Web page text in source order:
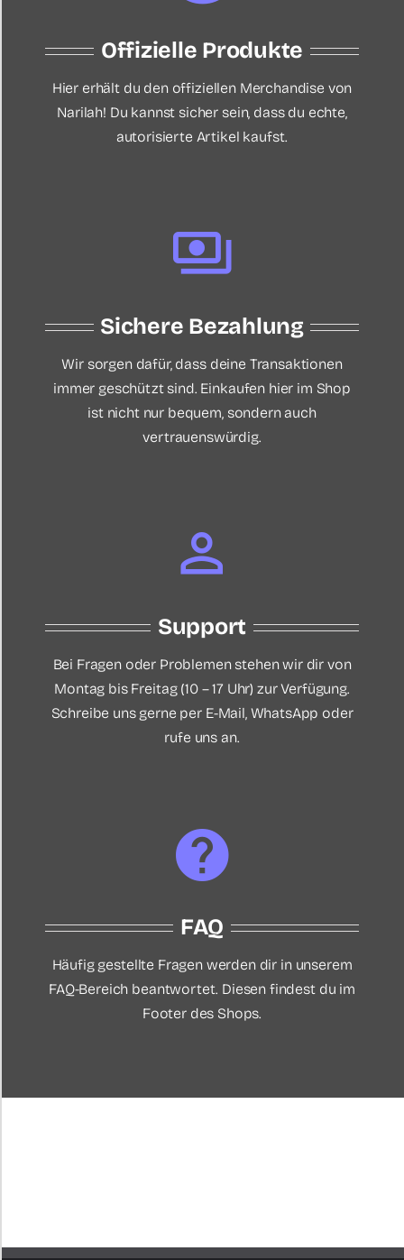
Offizielle Produkte
Hier erhält du den offiziellen Merchandise von
Narilah! Du kannst sicher sein, dass du echte,
autorisierte Artikel kaufst.
Sichere Bezahlung
Wir sorgen dafür, dass deine Transaktionen
immer geschützt sind. Einkaufen hier im Shop
ist nicht nur bequem, sondern auch
vertrauenswürdig.
Support
Bei Fragen oder Problemen stehen wir dir von
Montag bis Freitag (10 – 17 Uhr) zur Verfügung.
Schreibe uns gerne per E-Mail, WhatsApp oder
rufe uns an.
FAQ
Häufig gestellte Fragen werden dir in unserem
FAQ-Bereich beantwortet. Diesen findest du im
Footer des Shops.